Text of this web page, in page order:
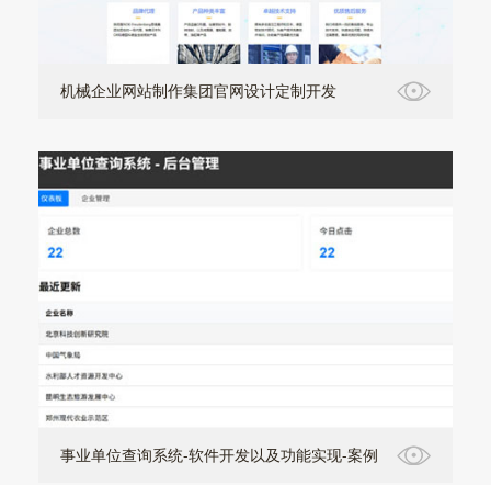
机械企业网站制作集团官网设计定制开发
事业单位查询系统-软件开发以及功能实现-案例